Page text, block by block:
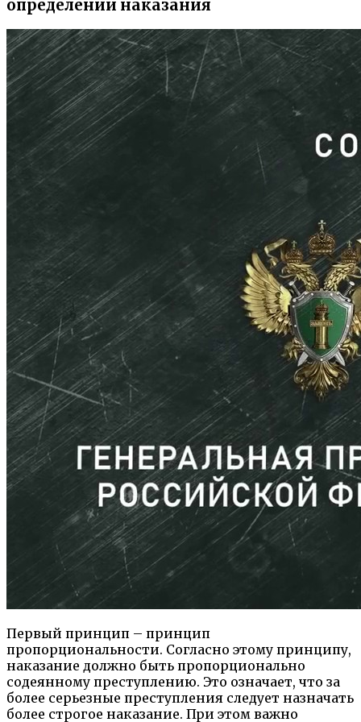
определении наказания
Первый принцип – принцип
пропорциональности. Согласно этому принципу,
наказание должно быть пропорционально
содеянному преступлению. Это означает, что за
более серьезные преступления следует назначать
более строгое наказание. При этом важно